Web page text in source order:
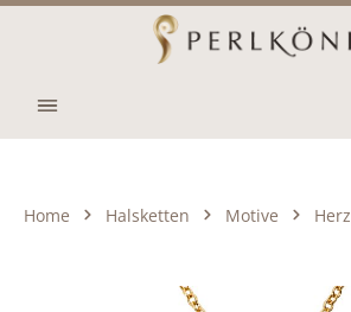
Zum Hauptinhalt springen
Home Halsketten Motive Herz
Bildergalerie überspringen